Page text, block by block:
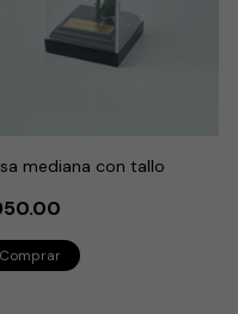
mediana con tallo